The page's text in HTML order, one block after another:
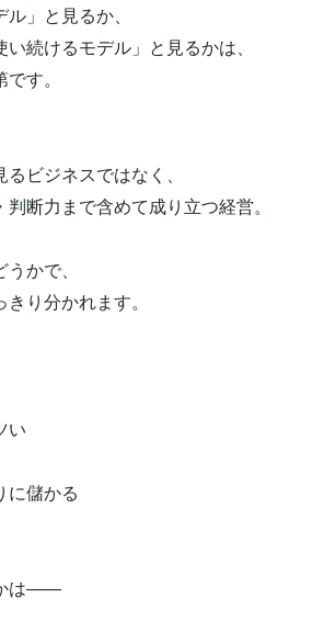
」と見るか、
い続けるモデル」と見るかは、
す。
ビジネスではなく、
断力まで含めて成り立つ経営。
かで、
り分かれます。
い
に儲かる
は――